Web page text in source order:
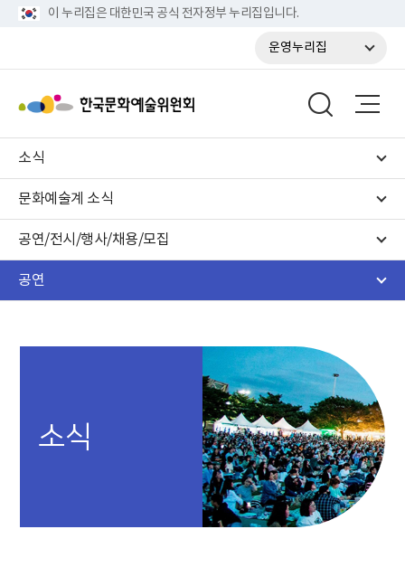
이 누리집은 대한민국 공식 전자정부 누리집입니다.
운영누리집
소식
문화예술계 소식
공연/전시/행사/채용/모집
공연
소식